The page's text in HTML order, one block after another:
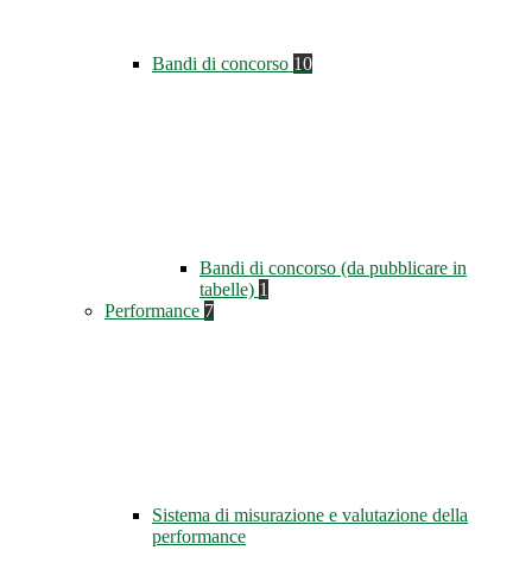
Bandi di concorso 10
Bandi di concorso (da pubblicare in
tabelle) 1
Performance 7
Sistema di misurazione e valutazione della
performance